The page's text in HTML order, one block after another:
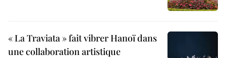
« La Traviata » fait vibrer Hanoï dans
une collaboration artistique